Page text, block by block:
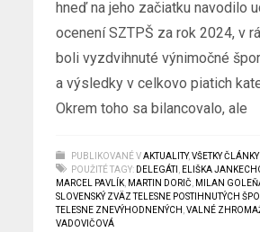
hneď na jeho začiatku navodilo
ocenení SZTPŠ za rok 2024, v
boli vyzdvihnuté výnimočné
a výsledky v celkovo piatich
Okrem toho sa bilancovalo, ale
PUBLIKOVANÉ V AKTUALITY,VŠETKY ČLÁNKY
POUŽITÉ TAGY: DELEGÁTI ELIŠKA
MARCEL PAVLÍK MARTIN DORIČ MILAN
SLOVENSKÝ ZVÄZ TELESNE POSTIHNUTÝCH
TELESNE ZNEVÝHODNENÝCH ,VALNÉ
VADOVIČOVÁ